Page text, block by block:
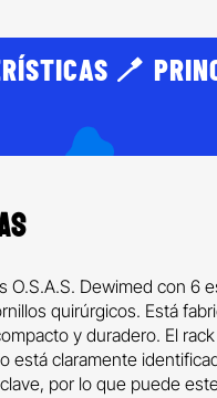
🪥
O.S.A.S. Dewimed con 6
quirúrgicos. Está
y duradero. El
está claramente
por lo que puede